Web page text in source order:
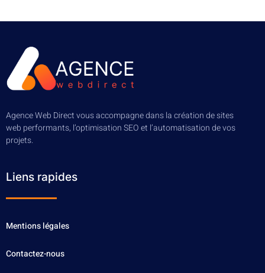
Agence Web Direct vous accompagne dans la création de sites
web performants, l’optimisation SEO et l’automatisation de vos
projets.
Liens rapides
Mentions légales
Contactez-nous